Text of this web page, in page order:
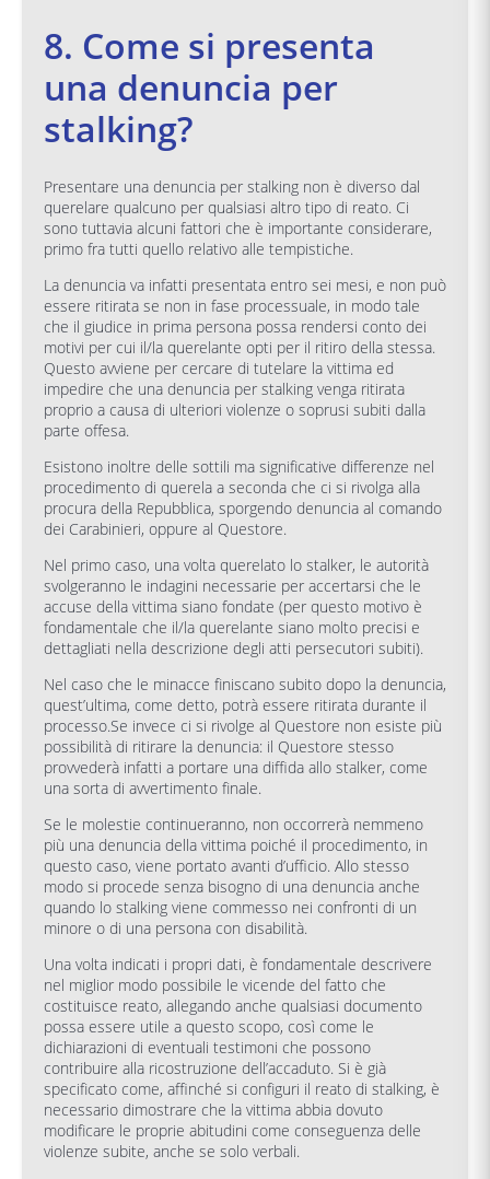
8. Come si presenta
una denuncia per
stalking?
Presentare una denuncia per stalking non è diverso dal
querelare qualcuno per qualsiasi altro tipo di reato. Ci
sono tuttavia alcuni fattori che è importante considerare,
primo fra tutti quello relativo alle tempistiche.
La denuncia va infatti presentata entro sei mesi, e non può
essere ritirata se non in fase processuale, in modo tale
che il giudice in prima persona possa rendersi conto dei
motivi per cui il/la querelante opti per il ritiro della stessa.
Questo avviene per cercare di tutelare la vittima ed
impedire che una denuncia per stalking venga ritirata
proprio a causa di ulteriori violenze o soprusi subiti dalla
parte offesa.
Esistono inoltre delle sottili ma significative differenze nel
procedimento di querela a seconda che ci si rivolga alla
procura della Repubblica, sporgendo denuncia al comando
dei Carabinieri, oppure al Questore.
Nel primo caso, una volta querelato lo stalker, le autorità
svolgeranno le indagini necessarie per accertarsi che le
accuse della vittima siano fondate (per questo motivo è
fondamentale che il/la querelante siano molto precisi e
dettagliati nella descrizione degli atti persecutori subiti).
Nel caso che le minacce finiscano subito dopo la denuncia,
quest’ultima, come detto, potrà essere ritirata durante il
processo.Se invece ci si rivolge al Questore non esiste più
possibilità di ritirare la denuncia: il Questore stesso
provvederà infatti a portare una diffida allo stalker, come
una sorta di avvertimento finale.
Se le molestie continueranno, non occorrerà nemmeno
più una denuncia della vittima poiché il procedimento, in
questo caso, viene portato avanti d’ufficio. Allo stesso
modo si procede senza bisogno di una denuncia anche
quando lo stalking viene commesso nei confronti di un
minore o di una persona con disabilità.
Una volta indicati i propri dati, è fondamentale descrivere
nel miglior modo possibile le vicende del fatto che
costituisce reato, allegando anche qualsiasi documento
possa essere utile a questo scopo, così come le
dichiarazioni di eventuali testimoni che possono
contribuire alla ricostruzione dell’accaduto. Si è già
specificato come, affinché si configuri il reato di stalking, è
necessario dimostrare che la vittima abbia dovuto
modificare le proprie abitudini come conseguenza delle
violenze subite, anche se solo verbali.